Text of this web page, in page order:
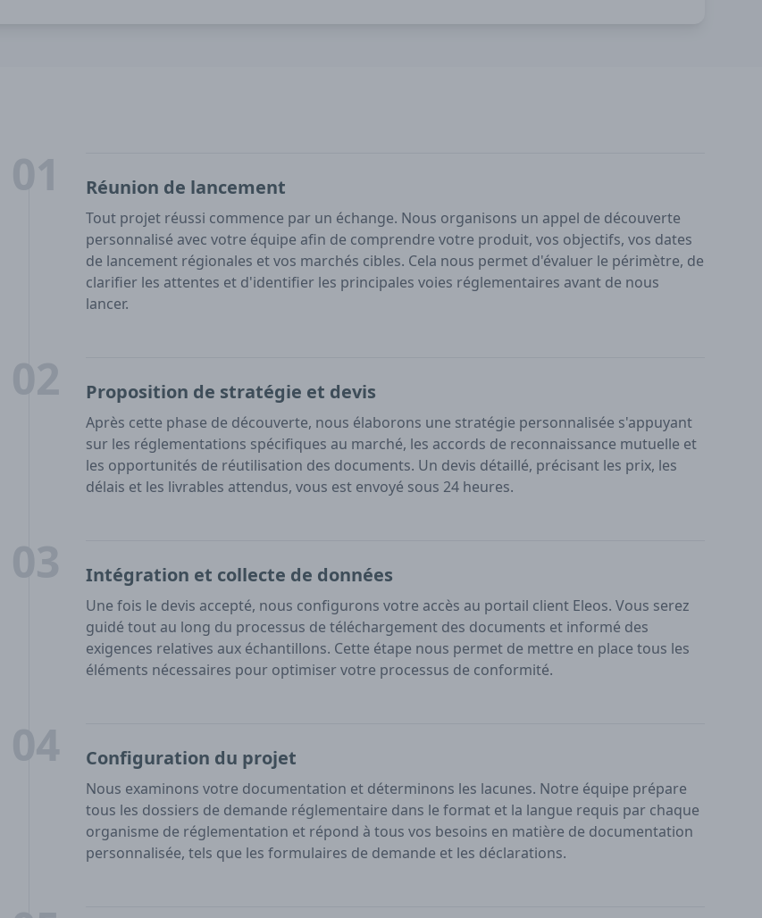
Réunion de lancement
Tout projet réussi commence par un échange. Nous organisons un appel de découverte
personnalisé avec votre équipe afin de comprendre votre produit, vos objectifs, vos dates
de lancement régionales et vos marchés cibles. Cela nous permet d'évaluer le périmètre, de
clarifier les attentes et d'identifier les principales voies réglementaires avant de nous
lancer.
Proposition de stratégie et devis
Après cette phase de découverte, nous élaborons une stratégie personnalisée s'appuyant
sur les réglementations spécifiques au marché, les accords de reconnaissance mutuelle et
les opportunités de réutilisation des documents. Un devis détaillé, précisant les prix, les
délais et les livrables attendus, vous est envoyé sous 24 heures.
Intégration et collecte de données
Une fois le devis accepté, nous configurons votre accès au portail client Eleos. Vous serez
guidé tout au long du processus de téléchargement des documents et informé des
exigences relatives aux échantillons. Cette étape nous permet de mettre en place tous les
éléments nécessaires pour optimiser votre processus de conformité.
Configuration du projet
Nous examinons votre documentation et déterminons les lacunes. Notre équipe prépare
tous les dossiers de demande réglementaire dans le format et la langue requis par chaque
organisme de réglementation et répond à tous vos besoins en matière de documentation
personnalisée, tels que les formulaires de demande et les déclarations.